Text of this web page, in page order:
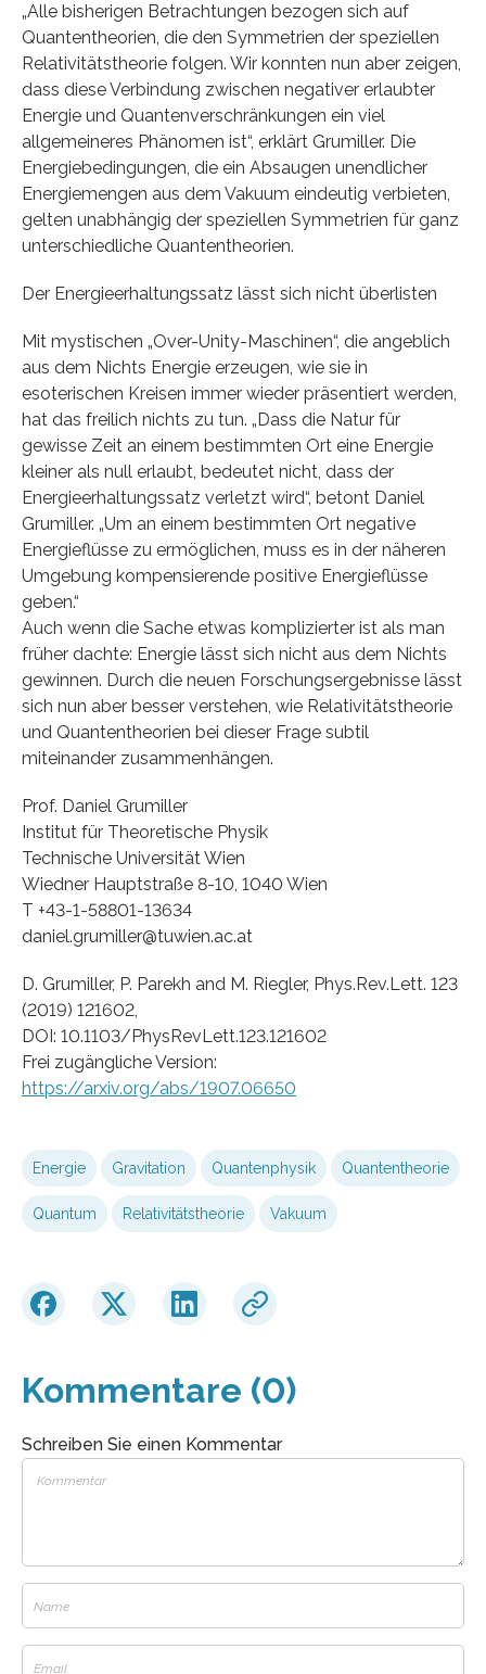
„Alle bisherigen Betrachtungen bezogen sich auf
Quantentheorien, die den Symmetrien der speziellen
Relativitätstheorie folgen. Wir konnten nun aber zeigen,
dass diese Verbindung zwischen negativer erlaubter
Energie und Quantenverschränkungen ein viel
allgemeineres Phänomen ist“, erklärt Grumiller. Die
Energiebedingungen, die ein Absaugen unendlicher
Energiemengen aus dem Vakuum eindeutig verbieten,
gelten unabhängig der speziellen Symmetrien für ganz
unterschiedliche Quantentheorien.
Der Energieerhaltungssatz lässt sich nicht überlisten
Mit mystischen „Over-Unity-Maschinen“, die angeblich
aus dem Nichts Energie erzeugen, wie sie in
esoterischen Kreisen immer wieder präsentiert werden,
hat das freilich nichts zu tun. „Dass die Natur für
gewisse Zeit an einem bestimmten Ort eine Energie
kleiner als null erlaubt, bedeutet nicht, dass der
Energieerhaltungssatz verletzt wird“, betont Daniel
Grumiller. „Um an einem bestimmten Ort negative
Energieflüsse zu ermöglichen, muss es in der näheren
Umgebung kompensierende positive Energieflüsse
geben.“
Auch wenn die Sache etwas komplizierter ist als man
früher dachte: Energie lässt sich nicht aus dem Nichts
gewinnen. Durch die neuen Forschungsergebnisse lässt
sich nun aber besser verstehen, wie Relativitätstheorie
und Quantentheorien bei dieser Frage subtil
miteinander zusammenhängen.
Prof. Daniel Grumiller
Institut für Theoretische Physik
Technische Universität Wien
Wiedner Hauptstraße 8-10, 1040 Wien
T +43-1-58801-13634
daniel.grumiller@tuwien.ac.at
D. Grumiller, P. Parekh and M. Riegler, Phys.Rev.Lett. 123
(2019) 121602,
DOI: 10.1103/PhysRevLett.123.121602
Frei zugängliche Version:
https://arxiv.org/abs/1907.06650
Energie Gravitation Quantenphysik Quantentheorie
Quantum Relativitätstheorie Vakuum
Kommentare (0)
Schreiben Sie einen Kommentar